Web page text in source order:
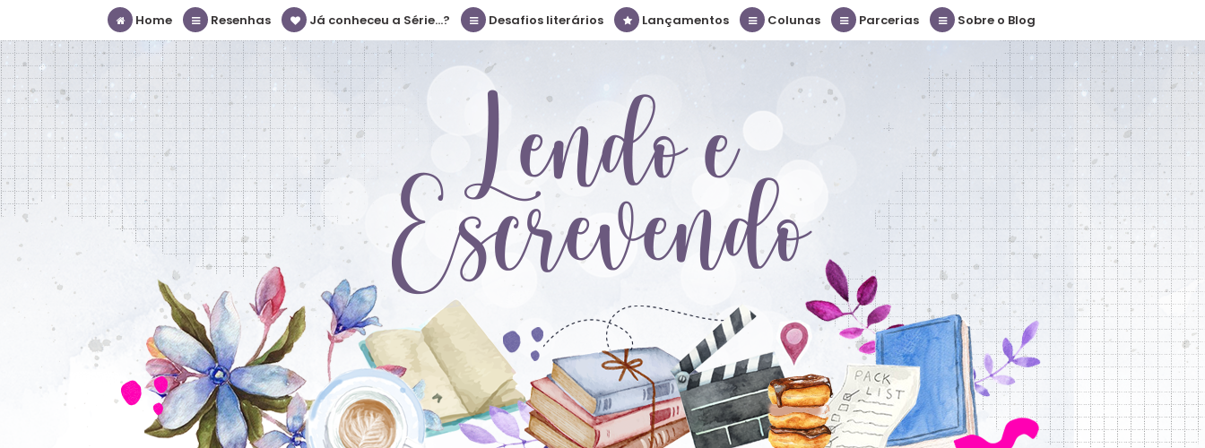
Home Resenhas Já conheceu a Série...? Desafios literários Lançamentos Colunas Parcerias Sobre o Blog